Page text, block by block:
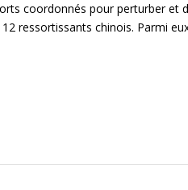
coordonnés pour perturber et
ressortissants chinois. Parmi